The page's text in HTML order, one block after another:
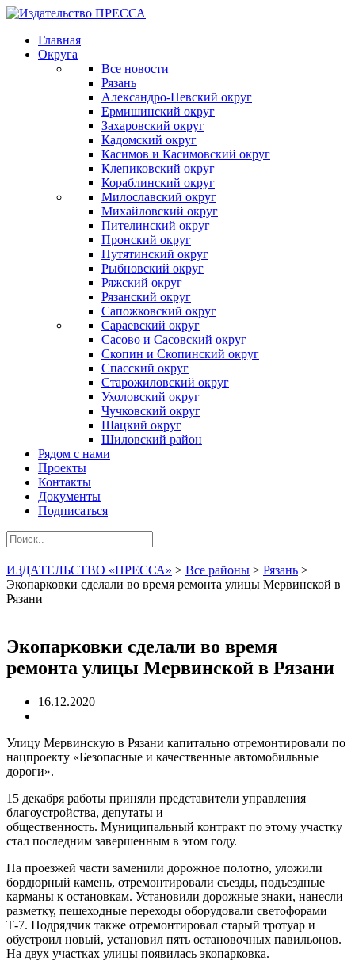
Главная
Округа
Все новости
Рязань
Александро-Невский округ
Ермишинский округ
Захаровский округ
Кадомский округ
Касимов и Касимовский округ
Клепиковский округ
Кораблинский округ
Милославский округ
Михайловский округ
Пителинский округ
Пронский округ
Путятинский округ
Рыбновский округ
Ряжский округ
Рязанский округ
Сапожковский округ
Сараевский округ
Сасово и Сасовский округ
Скопин и Скопинский округ
Спасский округ
Старожиловский округ
Ухоловский округ
Чучковский округ
Шацкий округ
Шиловский район
Рядом с нами
Проекты
Контакты
Документы
Подписаться
ИЗДАТЕЛЬСТВО «ПРЕССА» > Все районы > Рязань >
Экопарковки сделали во время ремонта улицы Мервинской в
Рязани
Экопарковки сделали во время
ремонта улицы Мервинской в Рязани
16.12.2020
Улицу Мервинскую в Рязани капитально отремонтировали по
нацпроекту «Безопасные и качественные автомобильные
дороги».
15 декабря работы приняли представители управления
благоустройства, депутаты и
общественность. Муниципальный контракт по этому участку
стал последним завершенным в этом году.
На проезжей части заменили дорожное полотно, уложили
бордюрный камень, отремонтировали съезды, подъездные
карманы к остановкам. Установили дорожные знаки, нанесли
разметку, пешеходные переходы оборудовали светофорами
Т-7. Подрядчик также отремонтировал старый тротуар и
обустроил новый, установил пять остановочных павильонов.
На двух участках улицы появилась экопарковка.